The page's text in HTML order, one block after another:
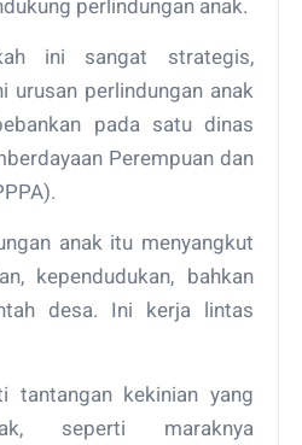
perlindungan anak.
ini sangat strategis,
urusan perlindungan anak
pada satu dinas
Perempuan dan
anak itu menyangkut
kependudukan, bahkan
desa. Ini kerja lintas
tantangan kekinian yang
seperti maraknya